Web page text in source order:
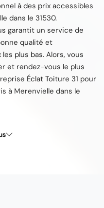
à des prix accessibles
dans le 31530.
garantit un service de
qualité et
plus bas. Alors, vous
et rendez-vous le plus
Éclat Toiture 31 pour
à Merenvielle dans le